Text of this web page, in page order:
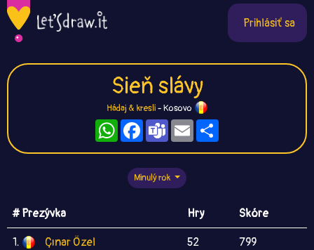
Prihlásiť sa
Sieň slávy
Hádaj & kresli- Kosovo
WhatsAppFacebook
TeamsEmail
Minulý rok
# Prezývka Hry Skóre
1. Çınar Özel 52 799